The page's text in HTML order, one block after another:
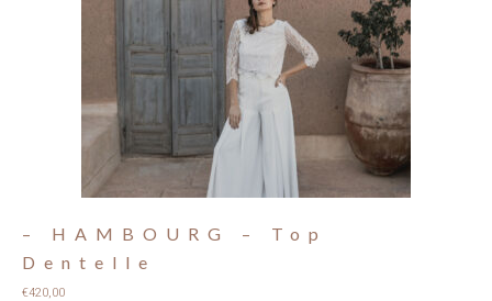
– HAMBOURG – Top
Dentelle
€420,00